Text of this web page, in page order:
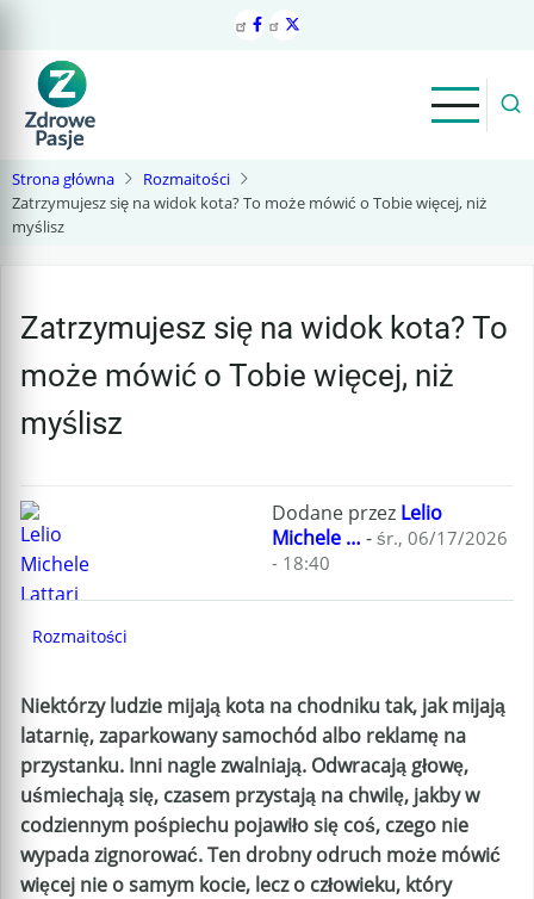
treści
Strona główna
Rozmaitości
Zatrzymujesz się na widok kota? To może mówić o Tobie więcej, niż
myślisz
Zatrzymujesz się na widok kota? To
może mówić o Tobie więcej, niż
myślisz
Dodane przez Lelio
Michele … -śr., 06/17/2026
- 18:40
Rozmaitości
Niektórzy ludzie mijają kota na chodniku tak, jak mijają
latarnię, zaparkowany samochód albo reklamę na
przystanku. Inni nagle zwalniają. Odwracają głowę,
uśmiechają się, czasem przystają na chwilę, jakby w
codziennym pośpiechu pojawiło się coś, czego nie
wypada zignorować. Ten drobny odruch może mówić
więcej nie o samym kocie, lecz o człowieku, który